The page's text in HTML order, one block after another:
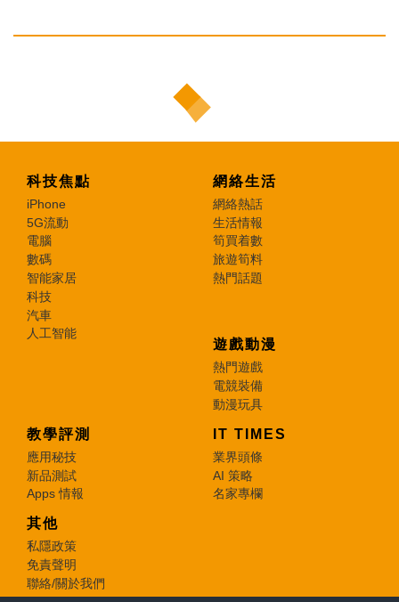
科技焦點
iPhone
5G流動
電腦
數碼
智能家居
科技
汽車
人工智能
網絡生活
網絡熱話
生活情報
筍買着數
旅遊筍料
熱門話題
遊戲動漫
熱門遊戲
電競裝備
動漫玩具
教學評測
應用秘技
新品測試
Apps 情報
IT TIMES
業界頭條
AI 策略
名家專欄
其他
私隱政策
免責聲明
聯絡/關於我們